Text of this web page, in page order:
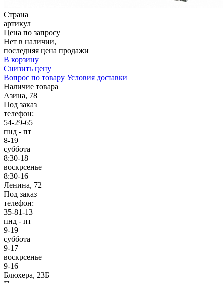
Страна
артикул
Цена по запросу
Нет в наличии,
последняя цена продажи
В корзину
Снизить цену
Вопрос по товару Условия доставки
Наличие товара
Азина, 78
Под заказ
телефон:
54-29-65
пнд - пт
8-19
суббота
8:30-18
воскрсенье
8:30-16
Ленина, 72
Под заказ
телефон:
35-81-13
пнд - пт
9-19
суббота
9-17
воскрсенье
9-16
Блюхера, 23Б